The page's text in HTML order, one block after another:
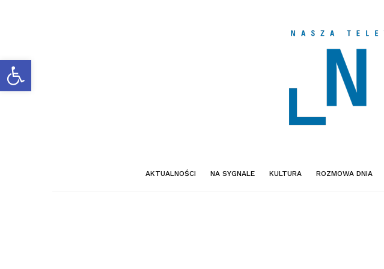
Otwórz pasek narzędzi
AKTUALNOŚCI NA SYGNALE KULTURA ROZMOWA DNIA